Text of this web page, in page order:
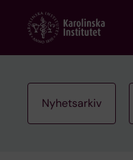
content
Nyhetsarkiv